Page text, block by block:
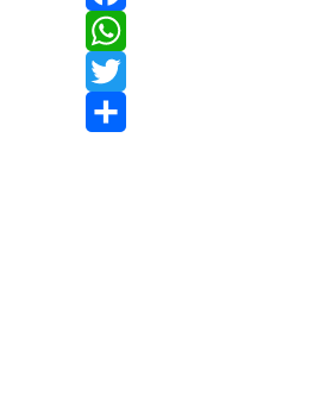
Facebook
WhatsApp
Twitter